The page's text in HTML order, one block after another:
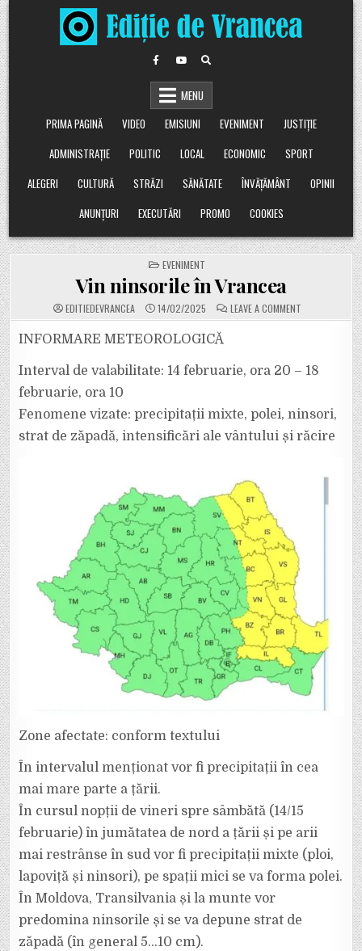
Skip
to
content
MENU
PRIMA PAGINĂ
VIDEO EMISIUNI EVENIMENT
JUSTIȚIE
ADMINISTRAȚIE
POLITIC LOCAL ECONOMIC
SPORT
ALEGERI
CULTURĂ STRĂZI SĂNĂTATE ÎNVĂȚĂMÂNT
OPINII
ANUNȚURI
EXECUTĂRI PROMO COOKIES
POSTED
IN
EVENIMENT
Vin ninsorile în Vrancea
EDITIEDEVRANCEA 14/02/2025 LEAVE A COMMENTON
VIN
INFORMARE METEOROLOGICĂ
Interval de valabilitate: 14 februarie, ora 20 – 18
februarie, ora 10
Fenomene vizate: precipitații mixte, polei, ninsori,
strat de zăpadă, intensificări ale vântului și răcire
Zone afectate: conform textului
În intervalul menționat vor fi precipitații în cea
mai mare parte a țării.
În cursul nopții de vineri spre sâmbătă (14/15
februarie) în jumătatea de nord a țării și pe arii
mai restrânse în sud vor fi precipitații mixte (ploi,
lapoviță și ninsori), pe spații mici se va forma polei.
În Moldova, Transilvania și la munte vor
predomina ninsorile și se va depune strat de
zăpadă (în general 5…10 cm).